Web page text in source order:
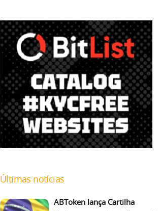
Últimas notícias
ABToken lança Cartilha